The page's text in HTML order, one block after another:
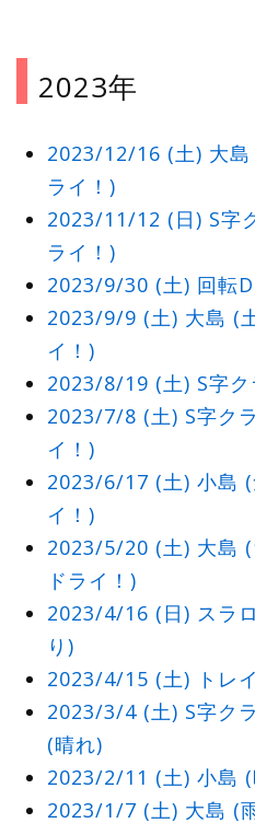
2023年
2023/12/16 (土) 大島
ライ！)
2023/11/12 (日) S字
ライ！)
2023/9/30 (土) 回転
2023/9/9 (土) 大島 (
イ！)
2023/8/19 (土) S字ク
2023/7/8 (土) S字ク
イ！)
2023/6/17 (土) 小島
イ！)
2023/5/20 (土) 大島
ドライ！)
2023/4/16 (日) スラ
り)
2023/4/15 (土) トレ
2023/3/4 (土) S字ク
(晴れ)
2023/2/11 (土) 小島 (
2023/1/7 (土) 大島 (